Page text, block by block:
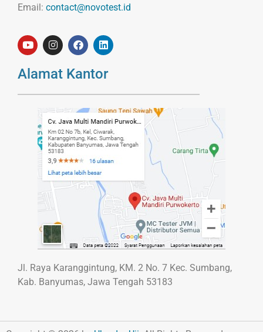
Email: contact@novotest.id
Alamat Kantor
Jl. Raya Karanggintung, KM. 2 No. 7 Kec. Sumbang,
Kab. Banyumas, Jawa Tengah 53183